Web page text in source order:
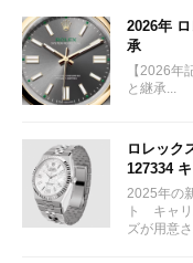
2026年
承
【2026年
と継承...
ロレック
127334
2025年の
ト キャ
ズが用意